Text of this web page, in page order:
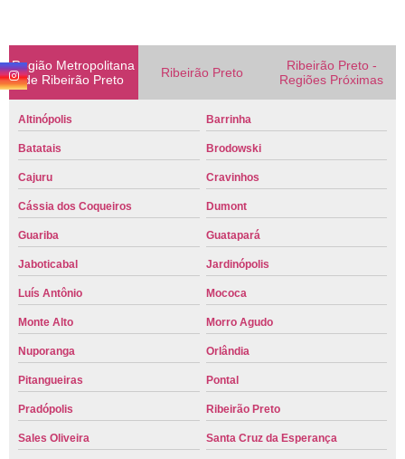
Região Metropolitana
de Ribeirão Preto
Ribeirão Preto
Ribeirão Preto -
Regiões Próximas
Altinópolis Barrinha
Batatais Brodowski
Cajuru Cravinhos
Cássia dos Coqueiros Dumont
Guariba Guatapará
Jaboticabal Jardinópolis
Luís Antônio Mococa
Monte Alto Morro Agudo
Nuporanga Orlândia
Pitangueiras Pontal
Pradópolis Ribeirão Preto
Sales Oliveira Santa Cruz da Esperança